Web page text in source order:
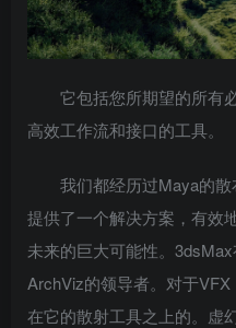
它包括您所期望的所有
高效工作流和接口的工具。
我们都经历过Maya的
提供了一个解决方案，有效
未来的巨大可能性。
ArchViz的领导者。对于
在它的散射工具之上的。虚